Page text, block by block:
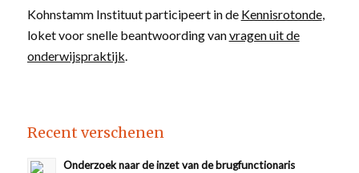
Kohnstamm Instituut participeert in de Kennisrotonde,
loket voor snelle beantwoording vanvragen uit de
onderwijspraktijk
Recent verschenen
Onderzoek naar de inzet van de brugfunctionaris